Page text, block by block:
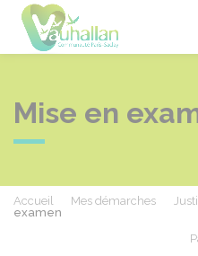
Mise en
Accueil Mes démarches
examen